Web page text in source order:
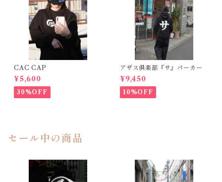
CAC CAP
¥5,600
30%OFF
アザス倶楽部『サ』パーカー
¥9,450
10%OFF
セール中の商品